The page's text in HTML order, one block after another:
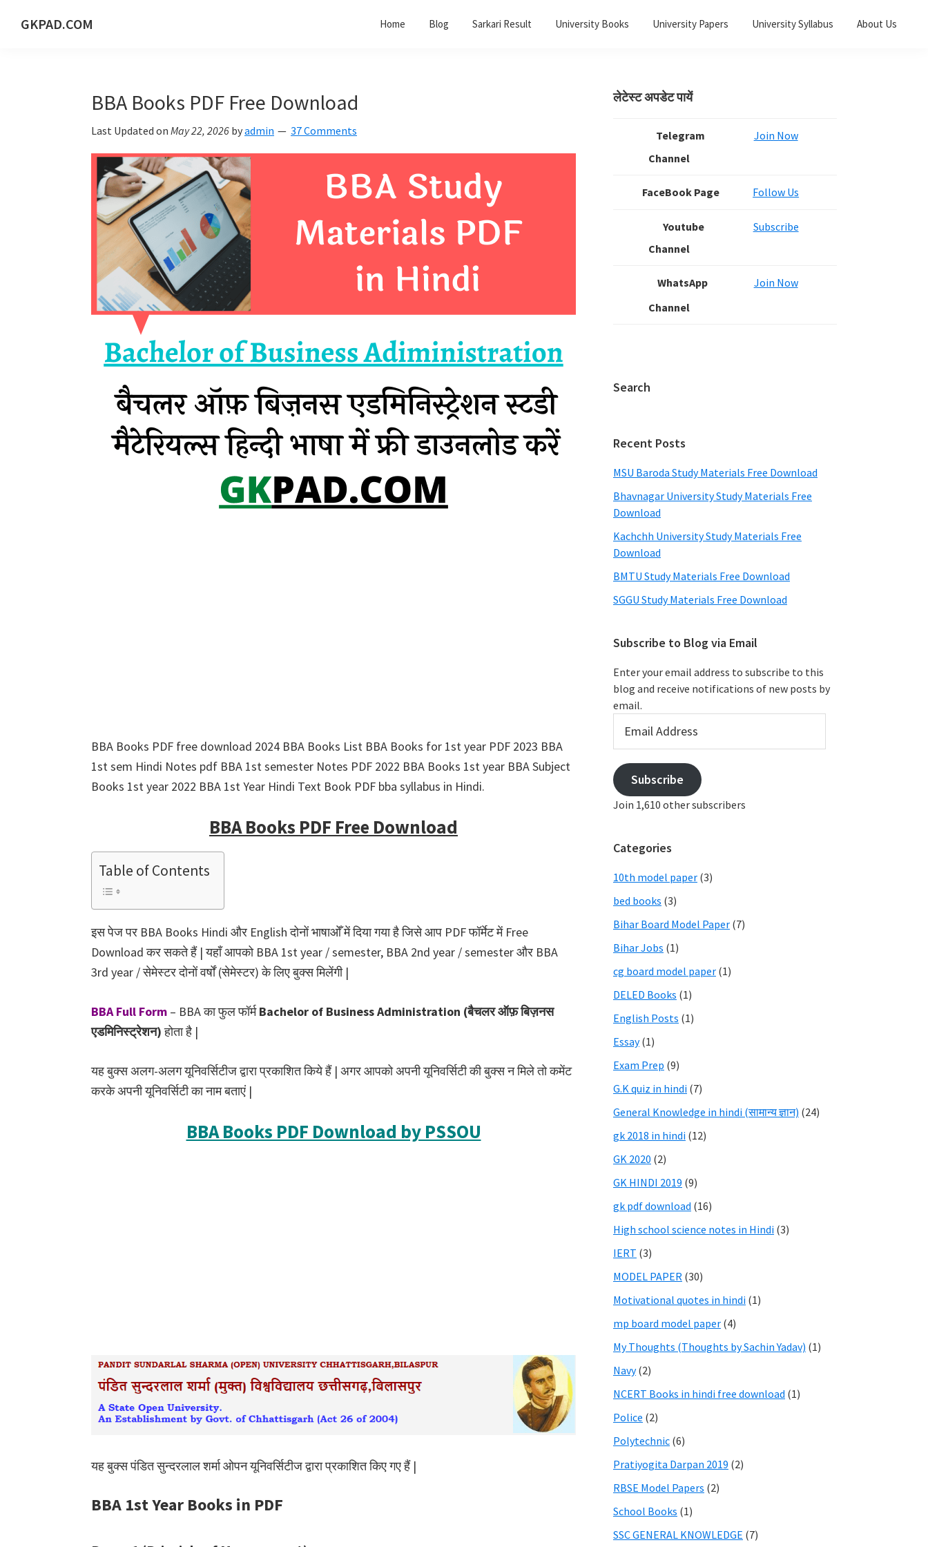
GKPAD.COM Home Blog Sarkari Result University Books University Papers University Syllabus About Us
BBA Books PDF Free Download
Last Updated on May 22, 2026 byadmin 37 Comments
BBA Books PDF free download 2024 BBA Books List BBA Books for 1st year PDF 2023 BBA
1st sem Hindi Notes pdf BBA 1st semester Notes PDF 2022 BBA Books 1st year BBA Subject
Books 1st year 2022 BBA 1st Year Hindi Text Book PDF bba syllabus in Hindi.
BBA Books PDF Free Download
Table of Contents
इस पेज पर BBA Books Hindi और English दोनों भाषाओँ में दिया गया है जिसे आप PDF फॉर्मेट में Free
Download कर सकते हैं | यहाँ आपको BBA 1st year / semester, BBA 2nd year / semester और BBA
3rd year / सेमेस्टर दोनों वर्षों (सेमेस्टर) के लिए बुक्स मिलेंगी |
BBA Full Form – BBA का फुल फॉर्मBachelor of Business Administration (बैचलर ऑफ़ बिज़नस
एडमिनिस्ट्रेशन)होता है |
यह बुक्स अलग-अलग यूनिवर्सिटीज द्वारा प्रकाशित किये हैं | अगर आपको अपनी यूनिवर्सिटी की बुक्स न मिले तो कमेंट
करके अपनी यूनिवर्सिटी का नाम बताएं |
BBA Books PDF Download by PSSOU
यह बुक्स पंडित सुन्दरलाल शर्मा ओपन यूनिवर्सिटीज द्वारा प्रकाशित किए गए हैं |
BBA 1st Year Books in PDF
Primary
लेटेस्ट अपडेट पायें
Telegram
Channel
Join Now
FaceBook Page Follow Us
Youtube
Channel
Subscribe
WhatsApp
Channel
Join Now
Search
Recent Posts
MSU Baroda Study Materials Free Download
Bhavnagar University Study Materials Free
Download
Kachchh University Study Materials Free
Download
BMTU Study Materials Free Download
SGGU Study Materials Free Download
Subscribe to Blog via Email
Enter your email address to subscribe to this
blog and receive notifications of new posts by
email.
Address
Subscribe
Join 1,610 other subscribers
Categories
10th model paper (3)
bed books (3)
Bihar Board Model Paper (7)
Bihar Jobs (1)
cg board model paper (1)
DELED Books (1)
English Posts (1)
Essay(1)
Exam Prep (9)
G.K quiz in hindi (7)
General Knowledge in hindi (सामान्य ज्ञान) (24)
gk 2018 in hindi (12)
GK 2020 (2)
GK HINDI 2019 (9)
gk pdf download (16)
High school science notes in Hindi (3)
IERT (3)
MODEL PAPER (30)
Motivational quotes in hindi (1)
mp board model paper (4)
My Thoughts (Thoughts by Sachin Yadav) (1)
Navy(2)
NCERT Books in hindi free download (1)
Police (2)
Polytechnic (6)
Pratiyogita Darpan 2019 (2)
RBSE Model Papers (2)
School Books (1)
SSC GENERAL KNOWLEDGE (7)